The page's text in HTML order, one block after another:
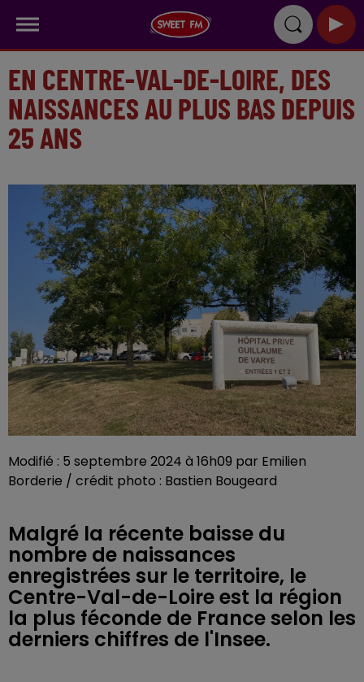
EN CENTRE-VAL-DE-LOIRE, DES
NAISSANCES AU PLUS BAS DEPUIS
25 ANS
Modifié : 5 septembre 2024 à 16h09 par Emilien
Borderie / crédit photo : Bastien Bougeard
Malgré la récente baisse du
nombre de naissances
enregistrées sur le territoire, le
Centre-Val-de-Loire est la région
la plus féconde de France selon les
derniers chiffres de l'Insee.